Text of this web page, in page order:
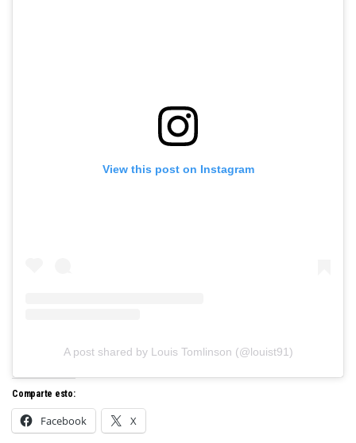
View this post on Instagram
A post shared by Louis Tomlinson (@louist91)
Comparte esto:
Facebook X